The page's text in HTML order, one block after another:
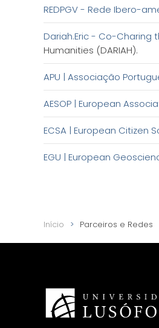
REDPGV - Rede Ibero-
Dariah.Eric - Co-Charing
Humanities (DARIAH).
APU | Associação
AESOP | European
ECSA | European Citizen
EGU | European
Início Parceiros e Redes